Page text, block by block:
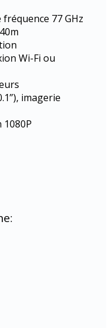
77 GHz
Wi-Fi ou
imagerie